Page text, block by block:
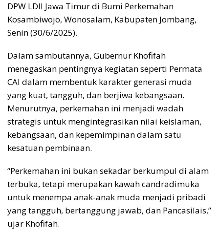
DPW LDII Jawa Timur di Bumi Perkemahan
Kosambiwojo, Wonosalam, Kabupaten Jombang,
Senin (30/6/2025).
Dalam sambutannya, Gubernur Khofifah
menegaskan pentingnya kegiatan seperti Permata
CAI dalam membentuk karakter generasi muda
yang kuat, tangguh, dan berjiwa kebangsaan.
Menurutnya, perkemahan ini menjadi wadah
strategis untuk mengintegrasikan nilai keislaman,
kebangsaan, dan kepemimpinan dalam satu
kesatuan pembinaan.
“Perkemahan ini bukan sekadar berkumpul di alam
terbuka, tetapi merupakan kawah candradimuka
untuk menempa anak-anak muda menjadi pribadi
yang tangguh, bertanggung jawab, dan Pancasilais,”
ujar Khofifah.